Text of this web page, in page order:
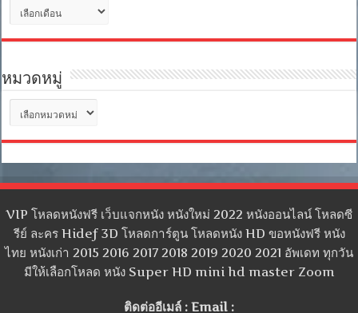
เก็บ
หมวดหมู่
หมู่
VIP โหลดหนังฟรี เว็บแจกหนัง หนังใหม่ 2022 หนังออนไลน์ โหลดซี
รีย์ ละคร Hidef 3D โหลดการ์ตูน โหลดหนัง HD ขอหนังฟรี หนัง
ไทย หนังเก่า 2015 2016 2017 2018 2019 2020 2021 อัพเดท ทุกวัน
มีให้เลือกโหลด หนัง Super HD mini hd master Zoom
ติดต่ออีเมล์ : Email :